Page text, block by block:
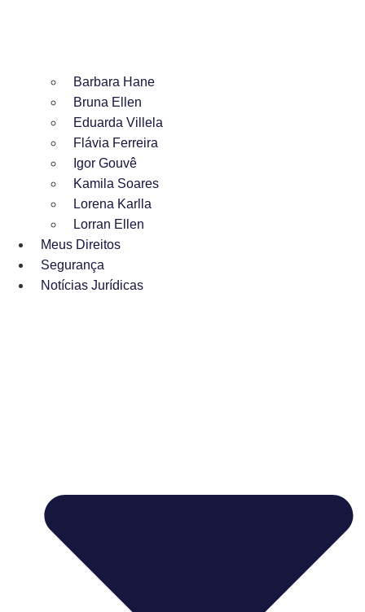
Barbara Hane
Bruna Ellen
Eduarda Villela
Flávia Ferreira
Igor Gouvê
Kamila Soares
Lorena Karlla
Lorran Ellen
Meus Direitos
Segurança
Notícias Jurídicas